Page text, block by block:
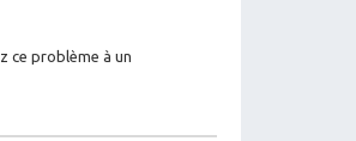
ce problème à un